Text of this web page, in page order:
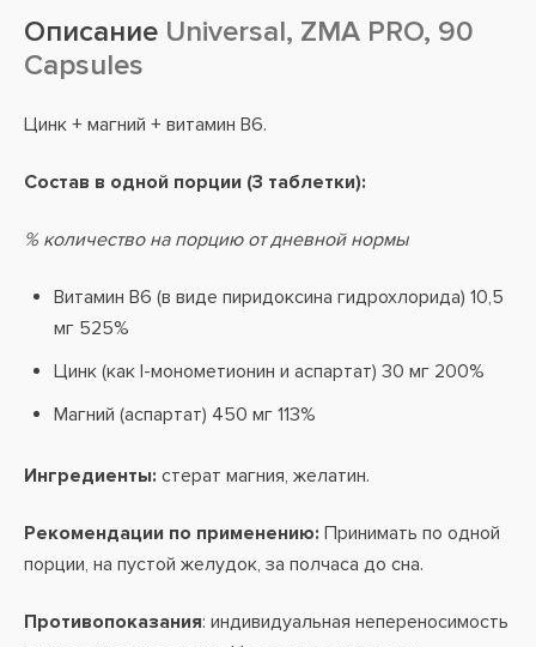
Описание Universal, ZMA PRO, 90
Capsules
Цинк + магний + витамин В6.
Состав в одной порции (3 таблетки):
% количество на порцию от дневной нормы
Витамин B6 (в виде пиридоксина гидрохлорида) 10,5
мг 525%
Цинк (как l-монометионин и аспартат) 30 мг 200%
Магний (аспартат) 450 мг 113%
Ингредиенты: стерат магния, желатин.
Рекомендации по применению: Принимать по одной
порции, на пустой желудок, за полчаса до сна.
Противопоказания: индивидуальная непереносимость